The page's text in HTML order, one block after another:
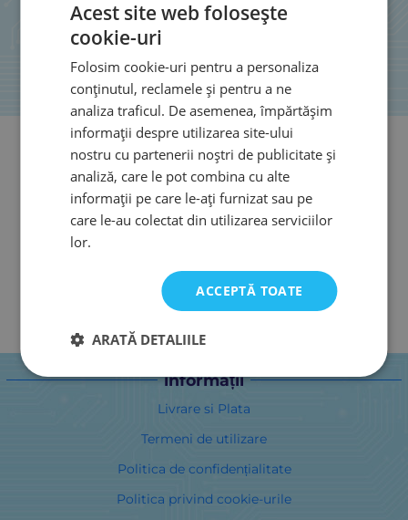
informații
Livrare si Plata
Termeni de utilizare
Politica de confidențialitate
Politica privind cookie-urile
Acest site web folosește
cookie-uri
Folosim cookie-uri pentru a personaliza
conținutul, reclamele și pentru a ne
analiza traficul. De asemenea, împărtășim
informații despre utilizarea site-ului
nostru cu partenerii noștri de publicitate și
analiză, care le pot combina cu alte
informații pe care le-ați furnizat sau pe
care le-au colectat din utilizarea serviciilor
lor.
ACCEPTĂ TOATE
ARATĂ DETALIILE